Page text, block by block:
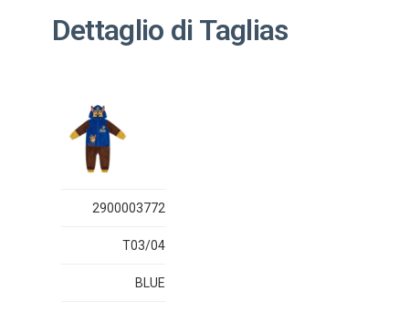
Dettaglio di Taglias
2900003772
T03/04
BLUE